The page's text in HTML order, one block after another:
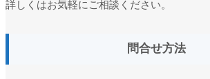
詳しくはお気軽にご相談ください。
問合せ方法